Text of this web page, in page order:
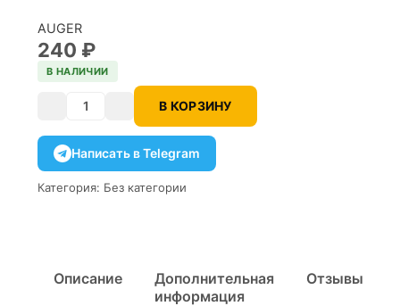
AUGER
240 ₽
В НАЛИЧИИ
Количество В КОРЗИНУ
Написать в Telegram
Категория: Без категории
Описание
Дополнительная
информация
Отзывы